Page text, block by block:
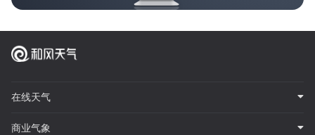
在线天气
商业气象